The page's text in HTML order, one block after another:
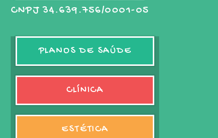
CNPJ 34.639.756/0001-05
PLANOS DE SAÚDE
CLÍNICA
ESTÉTICA